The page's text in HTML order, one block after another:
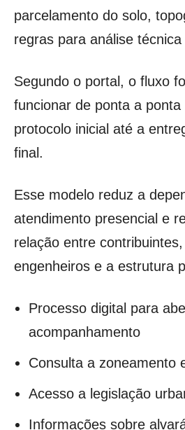
parcelamento do solo,
regras para análise
Segundo o portal, o fluxo
funcionar de ponta a
protocolo inicial até a
final.
Esse modelo reduz a
atendimento presencial e
relação entre
engenheiros e a estrutura
Processo digital para
acompanhamento
Consulta a zoneamento
Acesso a legislação
Informações sobre